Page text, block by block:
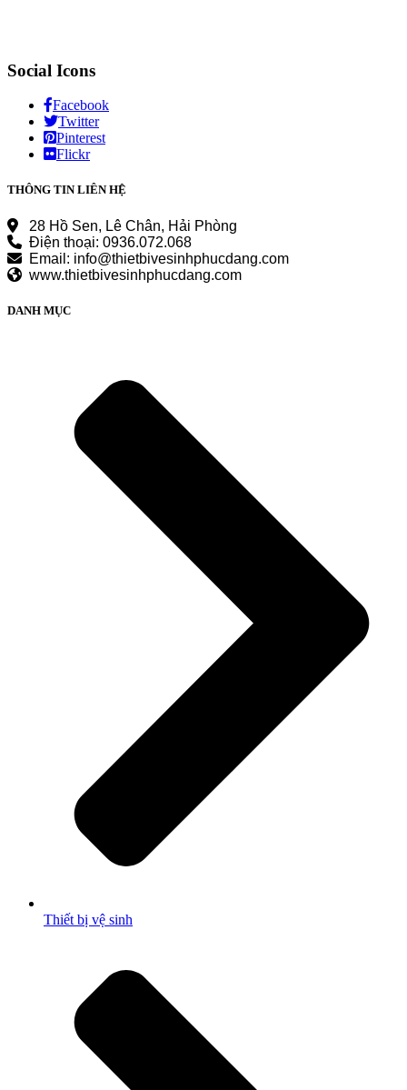
Social Icons
Facebook
Twitter
Pinterest
Flickr
THÔNG TIN LIÊN HỆ
28 Hồ Sen, Lê Chân, Hải Phòng
Điện thoại: 0936.072.068
Email: info@thietbivesinhphucdang.com
www.thietbivesinhphucdang.com
DANH MỤC
Thiết bị vệ sinh